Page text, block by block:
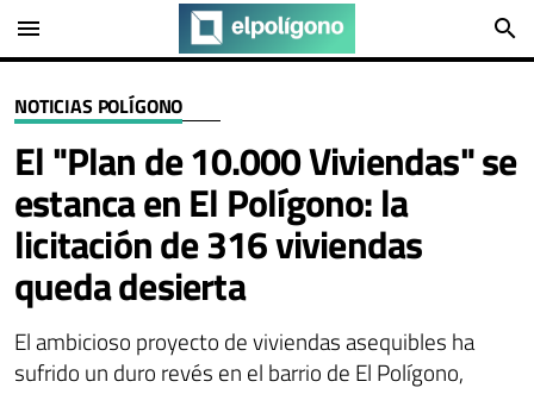
menu search
NOTICIAS POLÍGONO
El "Plan de 10.000 Viviendas" se
estanca en El Polígono: la
licitación de 316 viviendas
queda desierta
El ambicioso proyecto de viviendas asequibles ha
sufrido un duro revés en el barrio de El Polígono,